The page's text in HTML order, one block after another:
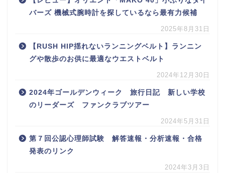
バーズ 機械式腕時計を探しているなら最有力候補
2025年8月31日
【RUSH HIP揺れないランニングベルト】ランニン
グや散歩のお供に最適なウエストベルト
2024年12月30日
2024年ゴールデンウィーク 旅行日記 新しい学校
のリーダーズ ファンクラブツアー
2024年5月31日
第７回公認心理師試験 解答速報・分析速報・合格
発表のリンク
2024年3月3日